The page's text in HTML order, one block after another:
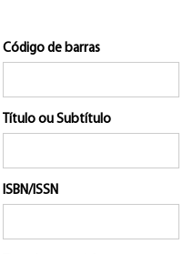
Código de barras
Título ou Subtítulo
ISBN/ISSN